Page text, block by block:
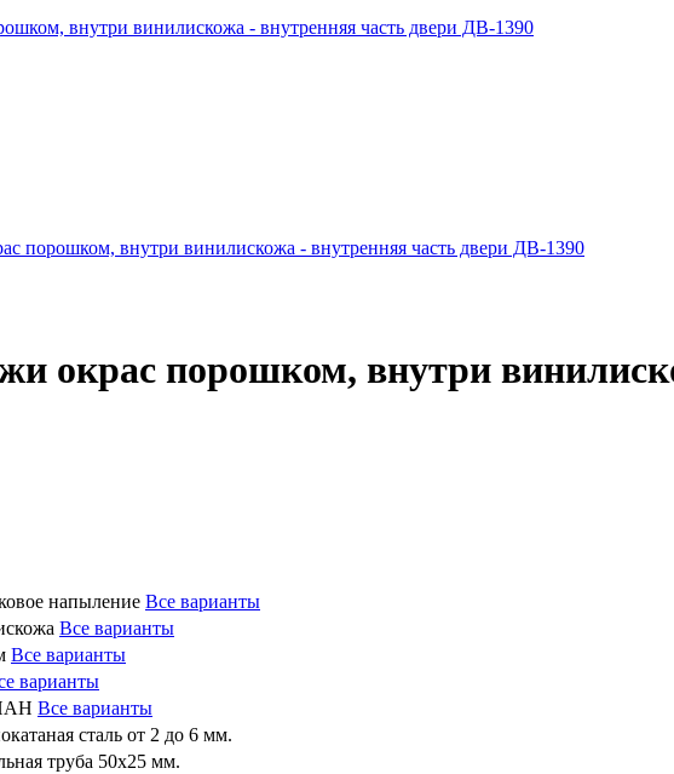
окрас порошком, внутри
напыление Все варианты
Все варианты
Все варианты
варианты
Все варианты
сталь от 2 до 6 мм.
труба 50х25 мм.